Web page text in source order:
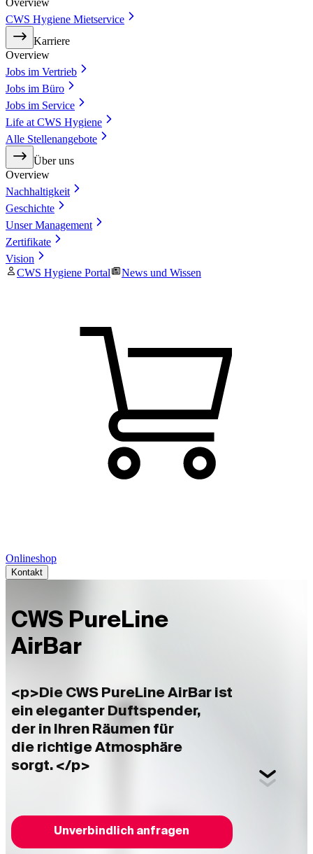
Overview
CWS Hygiene Mietservice
Karriere
Overview
Jobs im Vertrieb
Jobs im Büro
Jobs im Service
Life at CWS Hygiene
Alle Stellenangebote
Über uns
Overview
Nachhaltigkeit
Geschichte
Unser Management
Zertifikate
Vision
CWS Hygiene Portal
News und Wissen
Onlineshop
Kontakt
CWS PureLine
AirBar
<p>Die CWS PureLine AirBar ist
ein eleganter Duftspender,
der in Ihren Räumen für
die richtige Atmosphäre
sorgt. </p>
Unverbindlich anfragen